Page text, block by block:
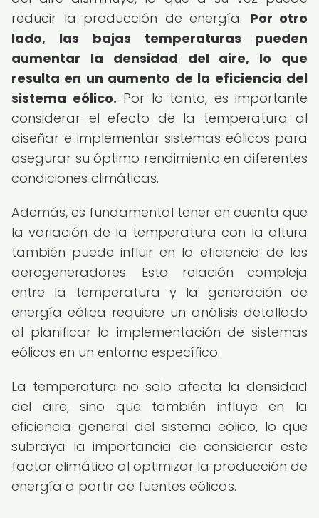
reducir la producción de energía. Por otro
lado, las bajas temperaturas pueden
aumentar la densidad del aire, lo que
resulta en un aumento de la eficiencia del
sistema eólico. Por lo tanto, es importante
considerar el efecto de la temperatura al
diseñar e implementar sistemas eólicos para
asegurar su óptimo rendimiento en diferentes
condiciones climáticas.
Además, es fundamental tener en cuenta que
la variación de la temperatura con la altura
también puede influir en la eficiencia de los
aerogeneradores. Esta relación compleja
entre la temperatura y la generación de
energía eólica requiere un análisis detallado
al planificar la implementación de sistemas
eólicos en un entorno específico.
La temperatura no solo afecta la densidad
del aire, sino que también influye en la
eficiencia general del sistema eólico, lo que
subraya la importancia de considerar este
factor climático al optimizar la producción de
energía a partir de fuentes eólicas.